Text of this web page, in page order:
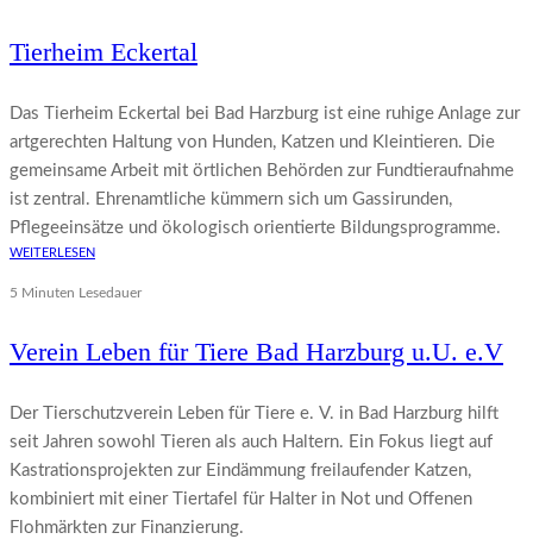
Tierheim Eckertal
Das Tierheim Eckertal bei Bad Harzburg ist eine ruhige Anlage zur
artgerechten Haltung von Hunden, Katzen und Kleintieren. Die
gemeinsame Arbeit mit örtlichen Behörden zur Fundtieraufnahme
ist zentral. Ehrenamtliche kümmern sich um Gassirunden,
Pflegeeinsätze und ökologisch orientierte Bildungsprogramme.
WEITERLESEN
5 Minuten Lesedauer
Verein Leben für Tiere Bad Harzburg u.U. e.V
Der Tierschutzverein Leben für Tiere e. V. in Bad Harzburg hilft
seit Jahren sowohl Tieren als auch Haltern. Ein Fokus liegt auf
Kastrationsprojekten zur Eindämmung freilaufender Katzen,
kombiniert mit einer Tiertafel für Halter in Not und Offenen
Flohmärkten zur Finanzierung.